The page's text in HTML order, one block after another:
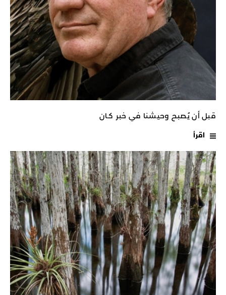
قبل أن يُصبح وحيشنا في خبر كـان
اقرأ